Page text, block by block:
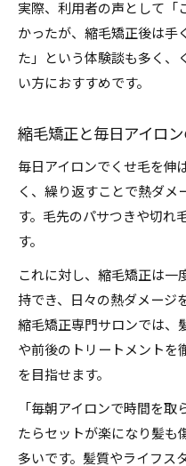
実際、利用者の声として「
かったが、縮毛矯正後は手
た」という体験談も多く、
い方におすすめです。
縮毛矯正と毎日アイロ
毎日アイロンでくせ毛を伸
く、繰り返すことで熱ダメ
す。毛先のパサつきや切れ
す。
これに対し、縮毛矯正は一
持でき、日々の熱ダメージ
縮毛矯正専門サロンでは、
や前後のトリートメントを
を目指せます。
「毎朝アイロンで時間を
たらセットが楽になり髪も
多いです。髪質やライフス